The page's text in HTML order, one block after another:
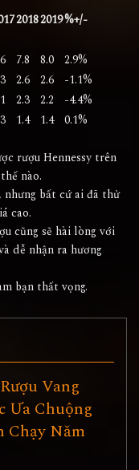
20182019%+/-
7.8 8.0
2.9%
2.6 2.6
-1.1%
2.3 2.2
-4.4%
1.4 1.4 0.1%
rượu Hennessytrên
nào.
nhưng bất cứ ai đã thử
cao.
cũng sẽ hài lòng với
dễ nhận ra hương
bạn thất vọng.
Vang
Ưa Chuộng
Chạy Năm